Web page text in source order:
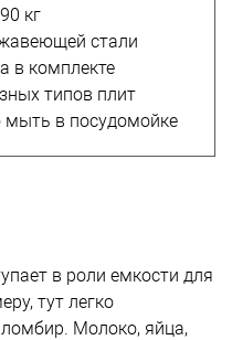
кг
стали
в комплекте
типов плит
в посудомойке
в роли емкости для
тут легко
Молоко, яйца,